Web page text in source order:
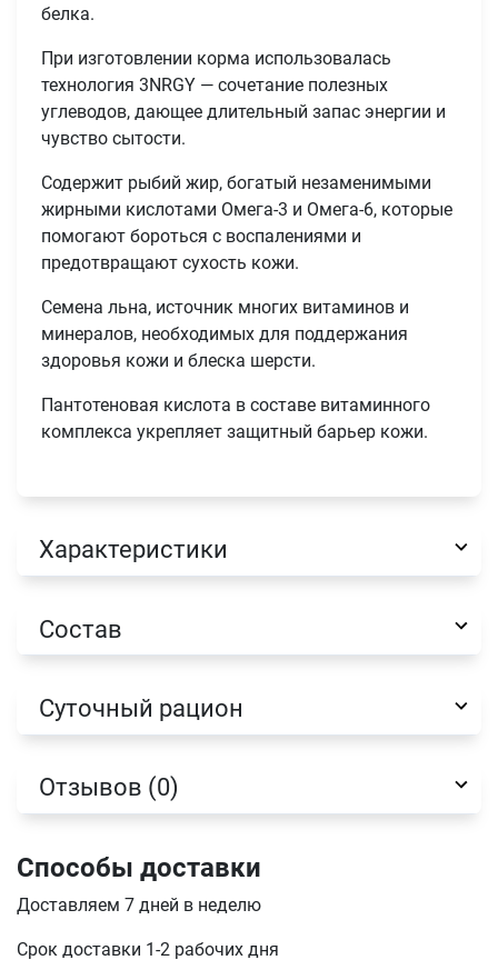
белка.
При изготовлении корма использовалась
технология 3NRGY — сочетание полезных
углеводов, дающее длительный запас энергии и
чувство сытости.
Содержит рыбий жир, богатый незаменимыми
жирными кислотами Омега-3 и Омега-6, которые
помогают бороться с воспалениями и
предотвращают сухость кожи.
Семена льна, источник многих витаминов и
минералов, необходимых для поддержания
здоровья кожи и блеска шерсти.
Пантотеновая кислота в составе витаминного
комплекса укрепляет защитный барьер кожи.
Характеристики
Состав
Суточный рацион
Отзывов (0)
Способы доставки
Доставляем 7 дней в неделю
Срок доставки 1-2 рабочих дня
Имя
E-mail
отправить